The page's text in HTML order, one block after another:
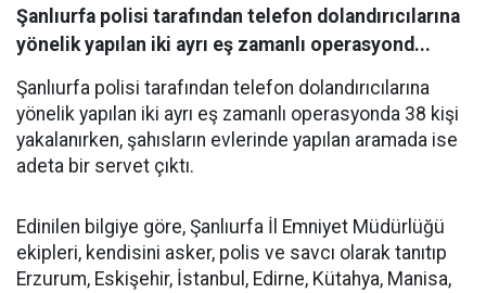
Şanlıurfa polisi tarafından telefon dolandırıcılarına
yönelik yapılan iki ayrı eş zamanlı operasyond...
Şanlıurfa polisi tarafından telefon dolandırıcılarına
yönelik yapılan iki ayrı eş zamanlı operasyonda 38 kişi
yakalanırken, şahısların evlerinde yapılan aramada ise
adeta bir servet çıktı.
Edinilen bilgiye göre, Şanlıurfa İl Emniyet Müdürlüğü
ekipleri, kendisini asker, polis ve savcı olarak tanıtıp
Erzurum, Eskişehir, İstanbul, Edirne, Kütahya, Manisa,